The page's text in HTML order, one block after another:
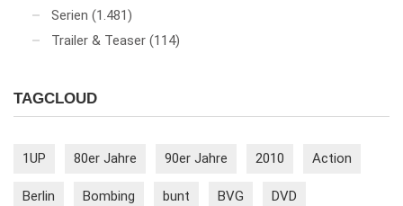
Serien (1.481)
Trailer & Teaser (114)
TAGCLOUD
1UP 80er Jahre 90er Jahre 2010 Action
Berlin Bombing bunt BVG DVD